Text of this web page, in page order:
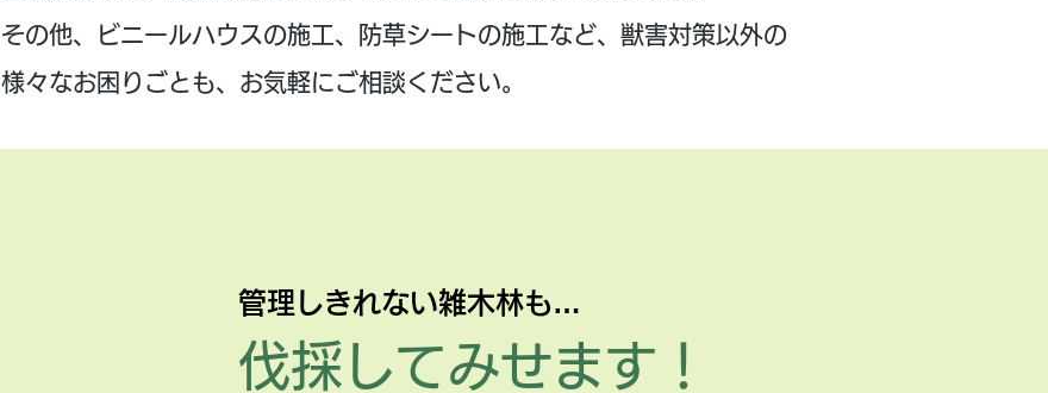
その他、ビニールハウスの施工、防草シートの施工など、獣害対策以外の
様々なお困りごとも、お気軽にご相談ください。
​管理しきれない雑木林も…
伐採してみせます！